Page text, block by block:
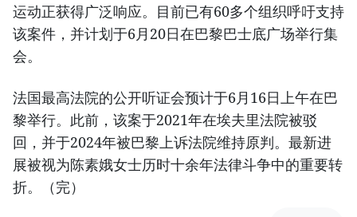
运动正获得广泛响应。目前已有60多个组织呼吁支持
该案件，并计划于6月20日在巴黎巴士底广场举行集
会。
法国最高法院的公开听证会预计于6月16日上午在巴
黎举行。此前，该案于2021年在埃夫里法院被驳
回，并于2024年被巴黎上诉法院维持原判。最新进
展被视为陈素娥女士历时十余年法律斗争中的重要转
折。（完）